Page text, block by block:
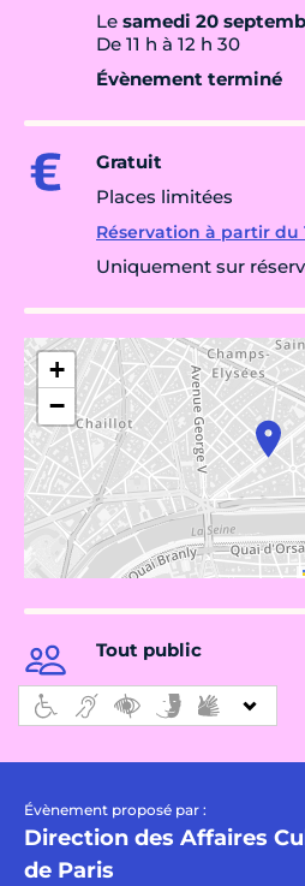
Le samedi 20
De 11 h à 12 h 30
Évènement terminé
Gratuit
Places limitées
Réservation à partir du
Uniquement sur
+
−
Tout public
Évènement proposé par :
Direction des Affaires
de Paris